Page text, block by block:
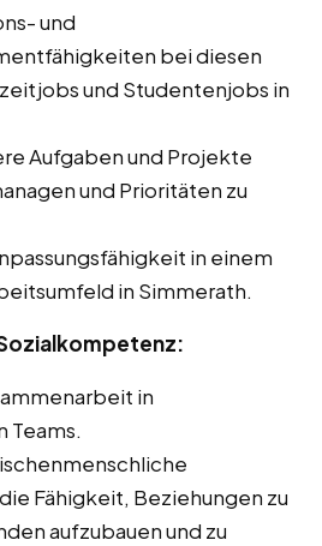
und
bei diesen
und Studentenjobs in
Aufgaben und Projekte
und Prioritäten zu
in einem
in Simmerath.
in
Teams.
Fähigkeit, Beziehungen zu
aufzubauen und zu